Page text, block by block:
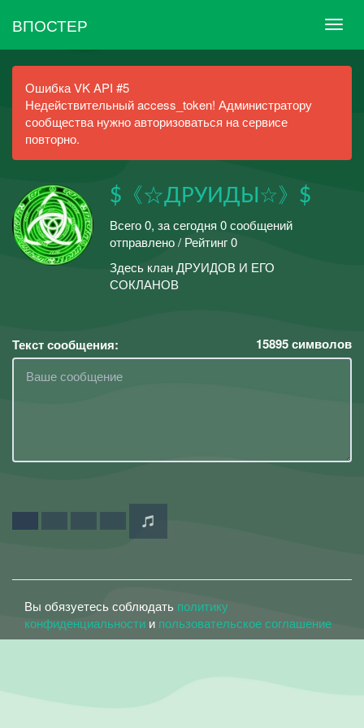
ВПОСТЕР
Ошибка VK API #5
Недействительный access_token! Администратору
сообщества нужно авторизоваться на сервисе
повторно.
$《☆ДРУИДЫ☆》$
Всего 0, за сегодня 0 сообщений
отправлено / Рейтинг 0
Здесь клан ДРУИДОВ И ЕГО
СОКЛАНОВ
Текст сообщения: 15895символов
Вы обязуетесь соблюдать политику
конфиденциальности и пользовательское соглашение